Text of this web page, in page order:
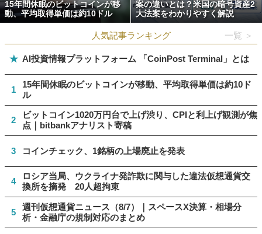
15年間休眠のビットコインが移
動、平均取得単価は約10ドル
案の違いとは？米国の暗号資産2
大法案をわかりやすく解説
人気記事ランキング 一覧 ＞
★ AI投資情報プラットフォーム 「CoinPost Terminal」とは
1
15年間休眠のビットコインが移動、平均取得単価は約10ド
ル
2
ビットコイン1020万円台で上げ渋り、CPIと利上げ観測が焦
点｜bitbankアナリスト寄稿
3 コインチェック、1銘柄の上場廃止を発表
4
ロシア当局、ウクライナ発詐欺に関与した違法仮想通貨交
換所を摘発 20人超拘束
5
週刊仮想通貨ニュース（8/7）｜スペースX決算・相場分
析・金融庁の規制対応のまとめ